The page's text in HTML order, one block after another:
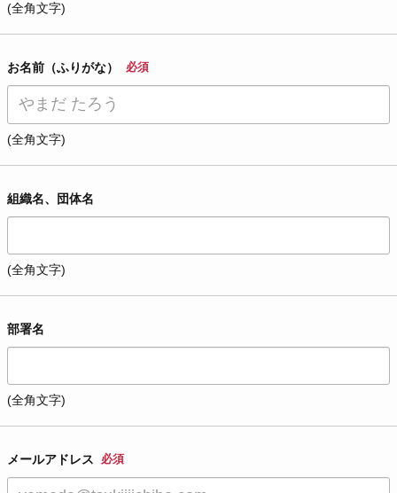
(全角文字)
お名前（ふりがな） 必須
(全角文字)
組織名、団体名
(全角文字)
部署名
(全角文字)
メールアドレス 必須